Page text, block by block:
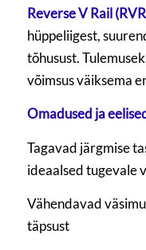
Reverse V Rail
hüppeliigest,
tõhusust.
võimsus väiksema
Omadused ja
Tagavad järgmise
ideaalsed tugevale
Vähendavad
täpsust